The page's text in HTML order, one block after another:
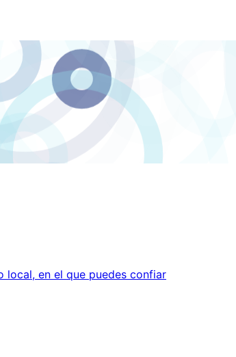
local, en el que puedes confiar